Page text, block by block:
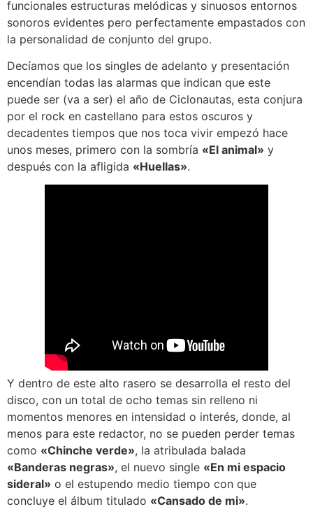
funcionales estructuras melódicas y sinuosos entornos
sonoros evidentes pero perfectamente empastados con
la personalidad de conjunto del grupo.
Decíamos que los singles de adelanto y presentación
encendían todas las alarmas que indican que este
puede ser (va a ser) el año de Ciclonautas, esta conjura
por el rock en castellano para estos oscuros y
decadentes tiempos que nos toca vivir empezó hace
unos meses, primero con la sombría «El animal» y
después con la afligida «Huellas».
Y dentro de este alto rasero se desarrolla el resto del
disco, con un total de ocho temas sin relleno ni
momentos menores en intensidad o interés, donde, al
menos para este redactor, no se pueden perder temas
como «Chinche verde», la atribulada balada
«Banderas negras», el nuevo single «En mi espacio
sideral» o el estupendo medio tiempo con que
concluye el álbum titulado «Cansado de mi».